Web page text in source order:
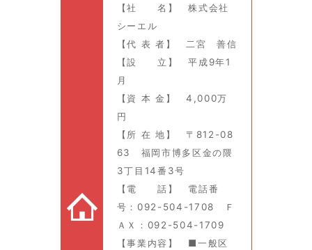
【社 名】 株式会社
シーエル
【代 表 者】 二宮 善信
【設 立】 平成9年1
月
【資 本 金】 4,000万
円
【所 在 地】 〒812-08
63 福岡市博多区金の隈
3丁目14番3号
【電 話】 電話番
号：092-504-1708 Ｆ
ＡＸ：092-504-1709
【事業内容】 ■一般区